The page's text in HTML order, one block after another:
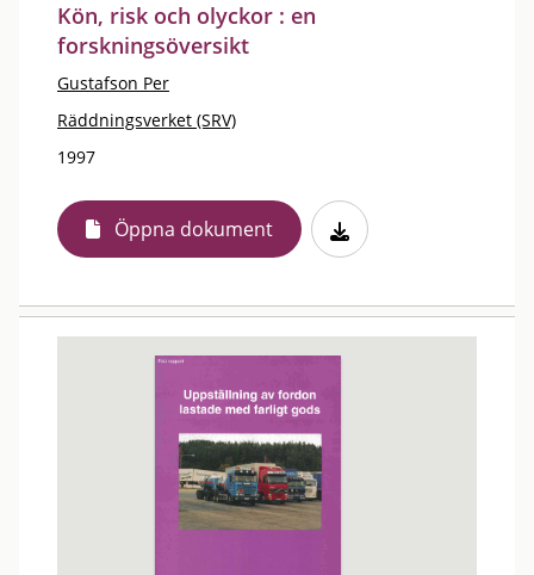
Kön, risk och olyckor : en
forskningsöversikt
Gustafson Per
Räddningsverket (SRV)
1997
Öppna dokument